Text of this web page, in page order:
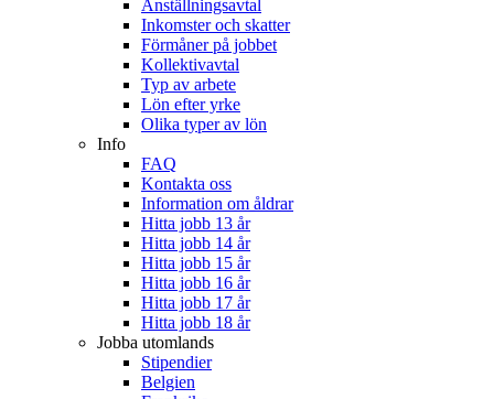
Anställningsavtal
Inkomster och skatter
Förmåner på jobbet
Kollektivavtal
Typ av arbete
Lön efter yrke
Olika typer av lön
Info
FAQ
Kontakta oss
Information om åldrar
Hitta jobb 13 år
Hitta jobb 14 år
Hitta jobb 15 år
Hitta jobb 16 år
Hitta jobb 17 år
Hitta jobb 18 år
Jobba utomlands
Stipendier
Belgien